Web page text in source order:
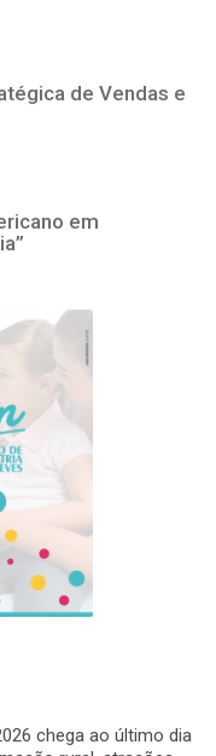
de Vendas e
em
chega ao último dia